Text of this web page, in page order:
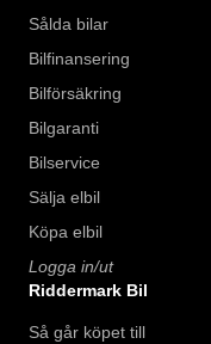
Sålda bilar
Bilfinansering
Bilförsäkring
Bilgaranti
Bilservice
Sälja elbil
Köpa elbil
Logga in/ut
Riddermark Bil
Så går köpet till